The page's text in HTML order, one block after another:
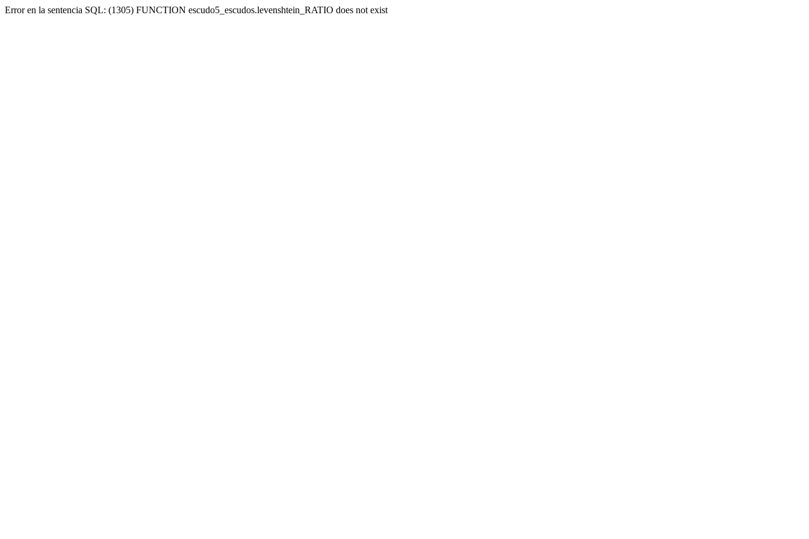
Error en la sentencia SQL: (1305) FUNCTION escudo5_escudos.levenshtein_RATIO does not exist